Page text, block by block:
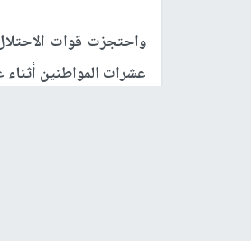
واحتجزت قوات
عشرات المواطنين